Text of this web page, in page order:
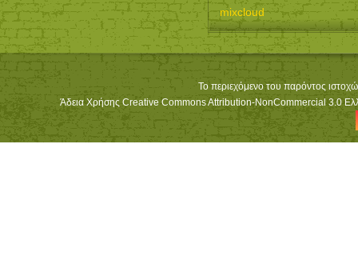
mixcloud
Το περιεχόμενο του παρόντος
Άδεια Χρήσης Creative Commons Attribution-NonCommercial 3.0